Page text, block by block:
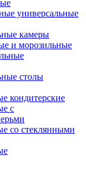
универсальные
камеры
и морозильные
столы
кондитерские
с
со стеклянными